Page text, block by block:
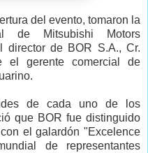
del evento, tomaron la
de Mitsubishi Motors
director de BOR S.A., Cr.
el gerente comercial de
de cada uno de los
que BOR fue distinguido
el galardón "Excelence
de representantes